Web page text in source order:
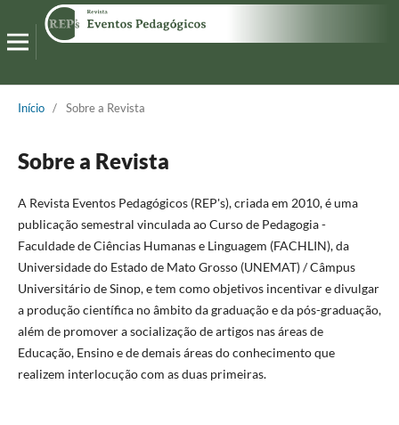
Início / Sobre a Revista
Sobre a Revista
A Revista Eventos Pedagógicos (REP's), criada em 2010, é uma
publicação semestral vinculada ao Curso de Pedagogia -
Faculdade de Ciências Humanas e Linguagem (FACHLIN), da
Universidade do Estado de Mato Grosso (UNEMAT) / Câmpus
Universitário de Sinop, e tem como objetivos incentivar e divulgar
a produção científica no âmbito da graduação e da pós-graduação,
além de promover a socialização de artigos nas áreas de
Educação, Ensino e de demais áreas do conhecimento que
realizem interlocução com as duas primeiras.